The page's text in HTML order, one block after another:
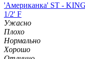
'Американка' ST -
1/2' F
Ужасно
Плохо
Нормально
Хорошо